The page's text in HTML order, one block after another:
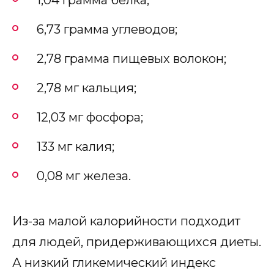
6,73 грамма углеводов;
2,78 грамма пищевых волокон;
2,78 мг кальция;
12,03 мг фосфора;
133 мг калия;
0,08 мг железа.
Из-за малой калорийности подходит
для людей, придерживающихся диеты.
А низкий гликемический индекс